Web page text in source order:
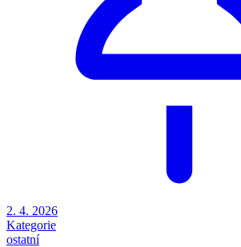
2. 4. 2026
Kategorie
ostatní